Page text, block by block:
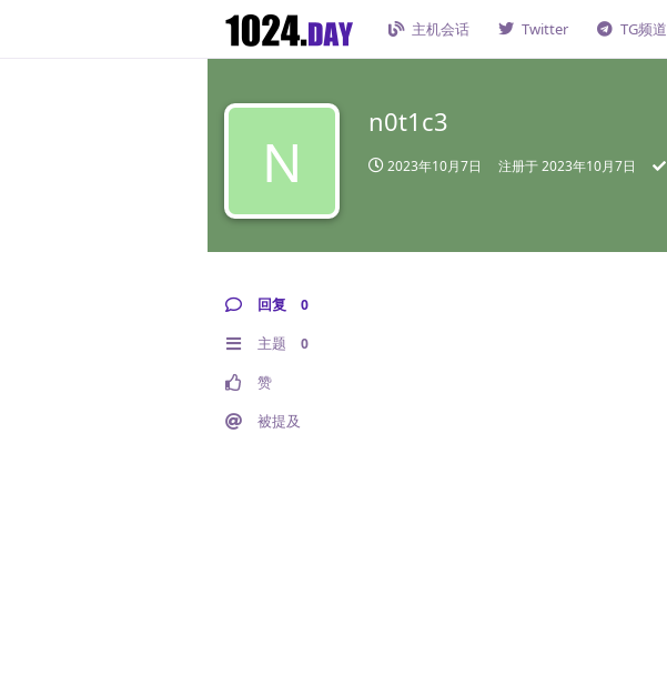
主机会话 Twitter TG频道
N
n0t1c3
2023年10月7日 注册于2023年10月7日
回复 0
主题 0
赞
被提及